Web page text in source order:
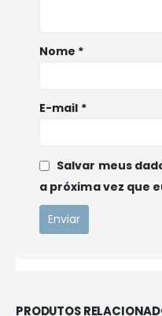
Nome *
E-mail *
Salvar meus
a próxima vez que
PRODUTOS
Política de Privacidade
Política de Pagamento
Política de Frete
Contato Via WhatsApp